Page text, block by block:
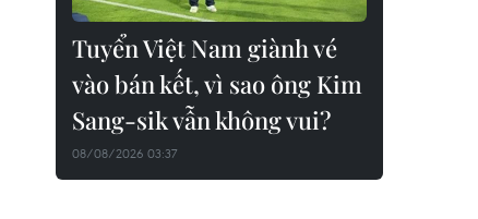
Tuyển Việt Nam giành vé
vào bán kết, vì sao ông Kim
Sang-sik vẫn không vui?
08/08/2026 03:37